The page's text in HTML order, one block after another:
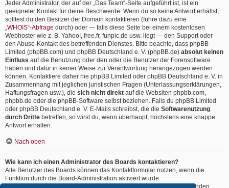
Jeder Administrator, der auf der „Das Team“-Seite aufgeführt ist, ist ein
geeigneter Kontakt für deine Beschwerde. Wenn du so keine Antwort erhältst,
solltest du den Besitzer der Domain kontaktieren (führe dazu eine
„WHOIS“-Abfrage durch) oder — falls diese Seite bei einem kostenlosen
Webhoster wie z. B. Yahoo!, free.fr, funpic.de usw. liegt — den Support oder
den Abuse-Kontakt des betreffenden Dienstes. Bitte beachte, dass phpBB
Limited (phpBB.com) und phpBB Deutschland e. V. (phpBB.de) absolut keinen
Einfluss auf die Benutzung oder den oder die Benutzer der Forensoftware
haben und dafür in keiner Weise zur Verantwortung herangezogen werden
können. Kontaktiere daher nie phpBB Limited oder phpBB Deutschland e. V. in
Zusammenhang mit jeglichen juristischen Fragen (Unterlassungserklärungen,
Haftungsfragen usw.), die sich nicht direkt auf die Websiten phpbb.com,
phpbb.de oder die phpBB-Software selbst beziehen. Falls du phpBB Limited
oder phpBB Deutschland e. V. E-Mails schreibst, die die Softwarenutzung
durch Dritte betreffen, so wirst du, wenn überhaupt, höchstens eine knappe
Antwort erhalten.
Nach oben
Wie kann ich einen Administrator des Boards kontaktieren?
Alle Benutzer des Boards können das Kontaktformular nutzen, wenn die
Funktion durch die Board-Administration aktiviert wurde.
Mitglieder des Boards können zusätzlich den Link „Das Team“ verwenden.